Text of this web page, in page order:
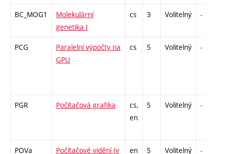
BC_MOG1
Molekulární
genetika I
cs 3 Volitelný -
PCG
Paralelní výpočty na
GPU
cs 5 Volitelný -
PGR Počítačová grafika
cs,
en
5 Volitelný -
POVa
Počítačové vidění (v
en 5 Volitelný -